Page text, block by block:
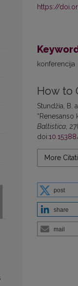
https://
konferencija
How to
Stundžia, B.
“Renesanso
Baltistica,
doi:
More
post
share
mail